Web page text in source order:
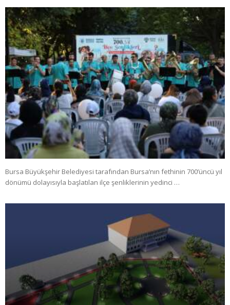
Bursa Büyükşehir Belediyesi tarafından Bursa’nın fethinin 700’üncü yıl
dönümü dolayısıyla başlatılan ilçe şenliklerinin yedinci …